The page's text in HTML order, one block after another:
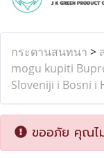
กระดานสนทนา >
mogu kupiti
Sloveniji i Bosni i
ขออภัย คุณไ